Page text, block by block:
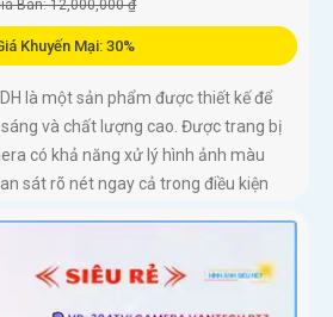
Bán: 12,000,000 ₫
Khuyến Mại: 30%
là một sản phẩm được thiết kế để
và chất lượng cao. Được trang bị
có khả năng xử lý hình ảnh màu
sát rõ nét ngay cả trong điều kiện